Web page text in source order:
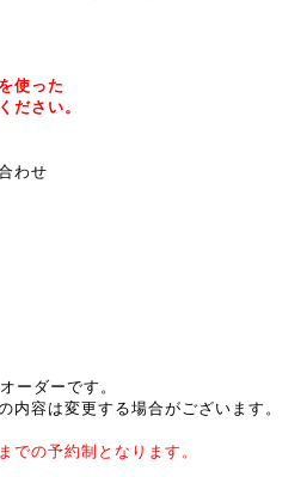
使った
ださい。
わせ
ーダーです。
容は変更する場合がございます。
での予約制となります。